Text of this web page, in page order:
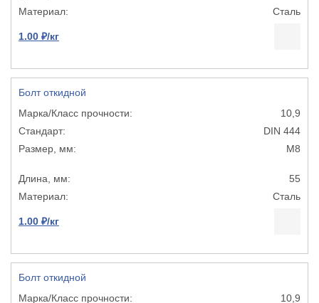
Сталь
1.00 ₽/кг
Болт откидной
10,9
DIN 444
М8
55
Сталь
1.00 ₽/кг
Болт откидной
10,9